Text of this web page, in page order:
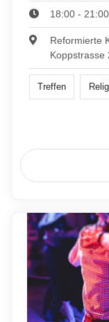
18:00 -
Reformierte
Koppstrasse
Treffen